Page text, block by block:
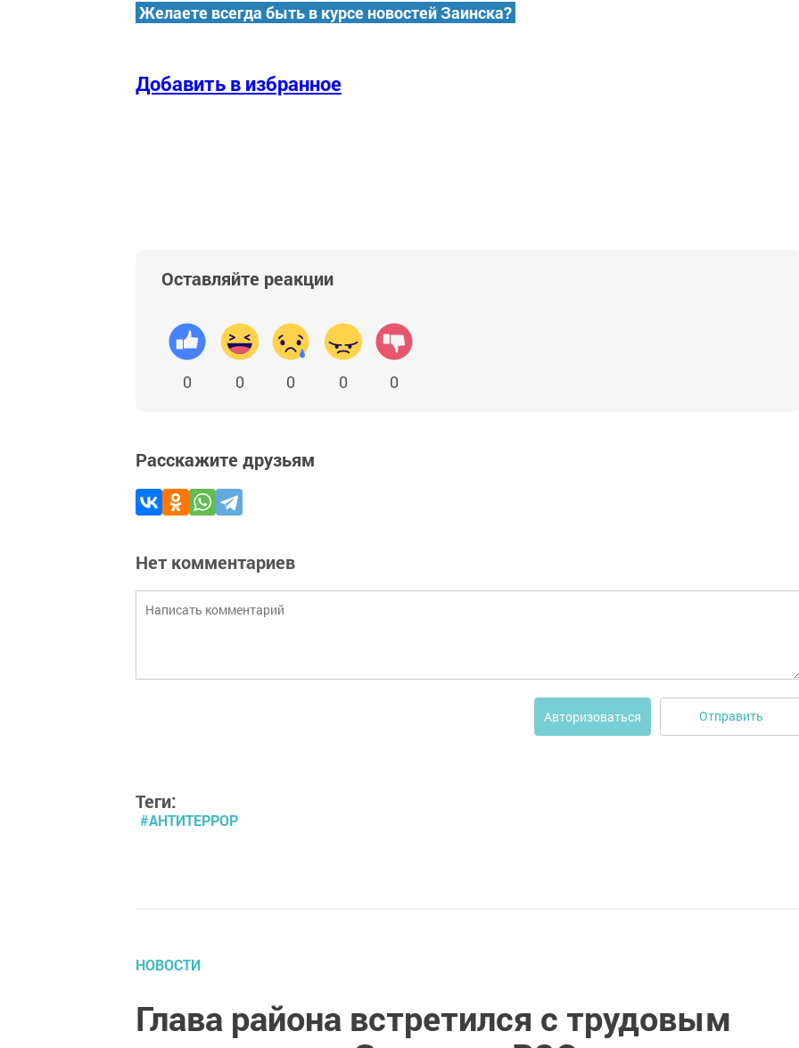
Желаете всегда быть в курсе новостей Заинска?
Добавить в избранное
Оставляйте реакции
0 0 0 0 0
Расскажите друзьям
Нет комментариев
Авторизоваться Отправить
Теги:
#АНТИТЕРРОР
НОВОСТИ
Глава района встретился с трудовым